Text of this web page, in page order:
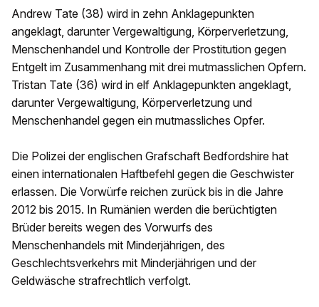
Andrew Tate (38) wird in zehn Anklagepunkten
angeklagt, darunter Vergewaltigung, Körperverletzung,
Menschenhandel und Kontrolle der Prostitution gegen
Entgelt im Zusammenhang mit drei mutmasslichen Opfern.
Tristan Tate (36) wird in elf Anklagepunkten angeklagt,
darunter Vergewaltigung, Körperverletzung und
Menschenhandel gegen ein mutmassliches Opfer.
Die Polizei der englischen Grafschaft Bedfordshire hat
einen internationalen Haftbefehl gegen die Geschwister
erlassen. Die Vorwürfe reichen zurück bis in die Jahre
2012 bis 2015. In Rumänien werden die berüchtigten
Brüder bereits wegen des Vorwurfs des
Menschenhandels mit Minderjährigen, des
Geschlechtsverkehrs mit Minderjährigen und der
Geldwäsche strafrechtlich verfolgt.